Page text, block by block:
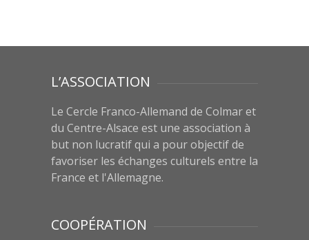
L’ASSOCIATION
Le Cercle Franco-Allemand de Colmar et
du Centre-Alsace est une association à
but non lucratif qui a pour objectif de
favoriser les échanges culturels entre la
France et l'Allemagne.
COOPÉRATION